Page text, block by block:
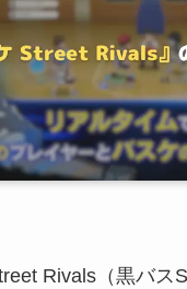
Rivals（黒バス